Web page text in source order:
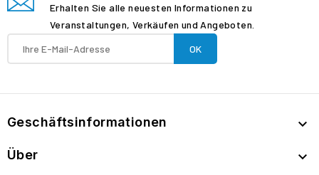
Erhalten Sie alle neuesten Informationen zu
Veranstaltungen, Verkäufen und Angeboten.
Geschäftsinformationen 
Über 